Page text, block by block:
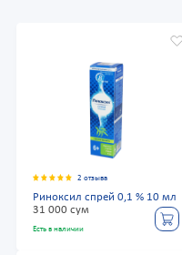
2 отзыва
Риноксил спрей 0,1 % 10 мл
31 000 сум
Есть в наличии